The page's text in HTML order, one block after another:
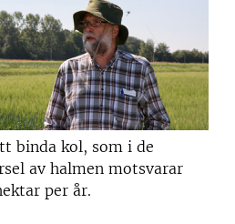
binda kol, som i de
av halmen motsvarar
per år.